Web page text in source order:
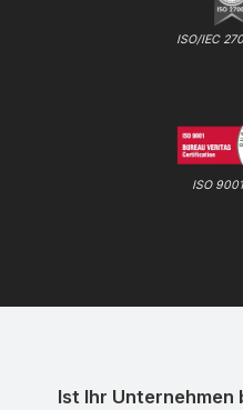
ISO/IEC
ISO
Ist Ihr